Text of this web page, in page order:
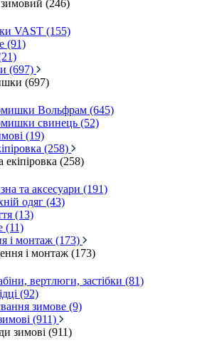
(246)
VAST (155)
(91)
(697)
(697)
Вольфрам (645)
свинець (52)
(19)
(258)
екіпіровка (258)
та аксесуари (191)
одяг (43)
(13)
(11)
і монтаж (173)
і монтаж (173)
вертлюги, застібки (81)
(92)
зимове (9)
(911)
зимові (911)